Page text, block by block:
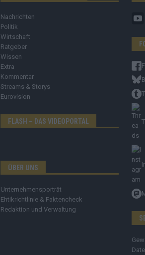
Nachrichten
Politik
Wirtschaft
Ratgeber
Wissen
Extra
Kommentar
Streams & Storys
Eurovision
FLASH – DAS VIDEOPORTAL
ÜBER UNS
Unternehmensporträt
Ehtikrichtlinie & Faktencheck
Redaktion und Verwaltung